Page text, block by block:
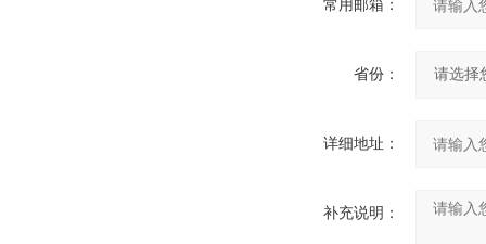
常用邮箱：
省份：
详细地址：
补充说明：